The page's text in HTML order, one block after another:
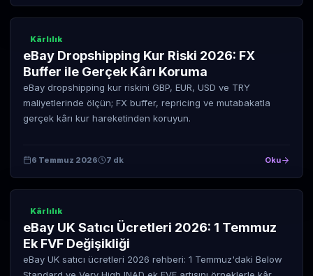
Kârlılık
eBay Dropshipping Kur Riski 2026: FX
Buffer ile Gerçek Kârı Koruma
eBay dropshipping kur riskini GBP, EUR, USD ve TRY
maliyetlerinde ölçün; FX buffer, repricing ve mutabakatla
gerçek kârı kur hareketinden koruyun.
6 Temmuz 2026 7 dk Oku
Kârlılık
eBay UK Satıcı Ücretleri 2026: 1 Temmuz
Ek FVF Değişikliği
eBay UK satıcı ücretleri 2026 rehberi: 1 Temmuz'daki Below